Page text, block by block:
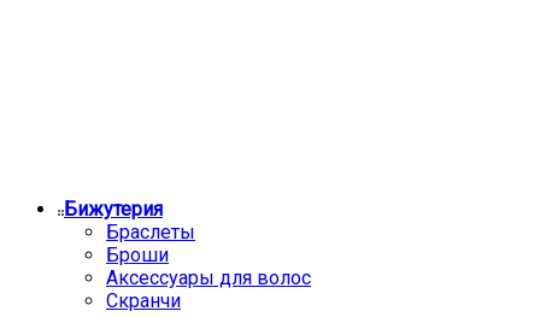
Бижутерия
Браслеты
Броши
Аксессуары для волос
Скранчи